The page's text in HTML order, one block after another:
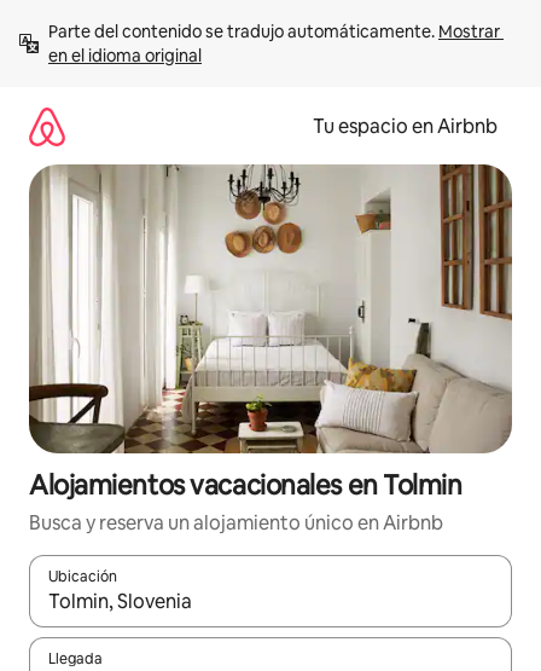
contenido
Parte del contenido se tradujo automáticamente. Mostrar
en el idioma original
Tu espacio en Airbnb
Alojamientos vacacionales en Tolmin
Busca y reserva un alojamiento único en Airbnb
Ubicación
Cuando los resultados estén disponibles, podrás navegar
Llegada